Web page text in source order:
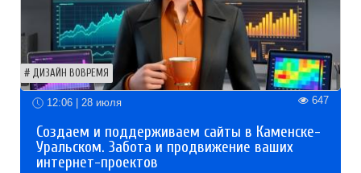
ДИЗАЙН ВОВРЕМЯ
12:06 | 28 июля 647
Создаем и поддерживаем сайты в Каменске-
Уральском. Забота и продвижение ваших
интернет-проектов